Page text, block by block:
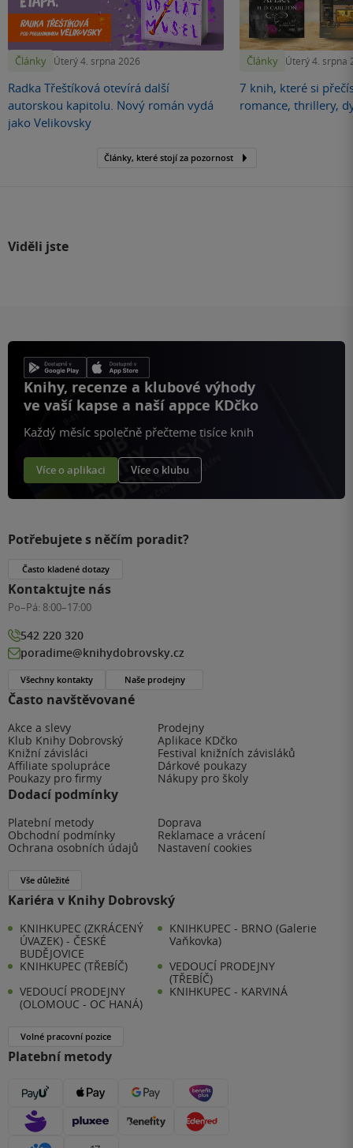
Články Úterý 4. srpna 2026
Radka Třeštíková otevírá další
autorskou kapitolu. Nový román vydá
jako Velikovsky
Články Úterý 4. srpna
7 knih, které si
romance, thrillery,
Články, které stojí za pozornost
Viděli jste
Knihy, recenze a klubové výhody
ve vaší kapse a naší appce KDčko
Každý měsíc společně přečteme tisíce knih
Více o aplikaci Více o klubu
Často navštěvované
Akce a slevy
Prodejny
Klub Knihy Dobrovský
Aplikace KDčko
Knižní závisláci
Festival knižních závisláků
Affiliate spolupráce
Dárkové poukazy
Poukazy pro firmy
Nákupy pro školy
Dodací podmínky
Platební metody
Doprava
Obchodní podmínky
Reklamace a vrácení
Ochrana osobních údajů
Nastavení cookies
Vše důležité
Kariéra v Knihy Dobrovský
KNIHKUPEC (ZKRÁCENÝ
ÚVAZEK) - ČESKÉ
BUDĚJOVICE
KNIHKUPEC - BRNO (Galerie
Vaňkovka)
KNIHKUPEC (TŘEBÍČ)
VEDOUCÍ PRODEJNY
(TŘEBÍČ)
VEDOUCÍ PRODEJNY
(OLOMOUC - OC HANÁ)
KNIHKUPEC - KARVINÁ
Volné pracovní pozice
Platební metody
Potřebujete s něčím poradit?
Často kladené dotazy
Kontaktujte nás
Po–Pá: 8:00–17:00
542 220 320
poradime@knihydobrovsky.cz
Všechny kontakty Naše prodejny